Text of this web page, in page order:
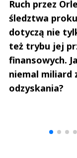
Ruch przez
śledztwa
dotyczą nie
też trybu jej
finansowych.
niemal miliard
odzyskania?